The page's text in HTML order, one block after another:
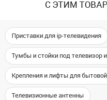
С ЭТИМ
Приставки для ip-телевидения
Тумбы и стойки под телевизор
Крепления и лифты для
Телевизионные антенны